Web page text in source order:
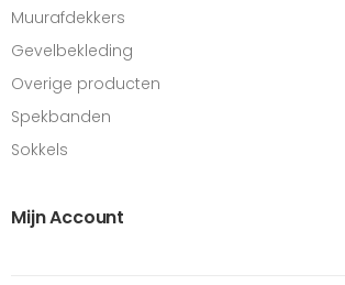
Muurafdekkers
Gevelbekleding
Overige producten
Spekbanden
Sokkels
Mijn Account